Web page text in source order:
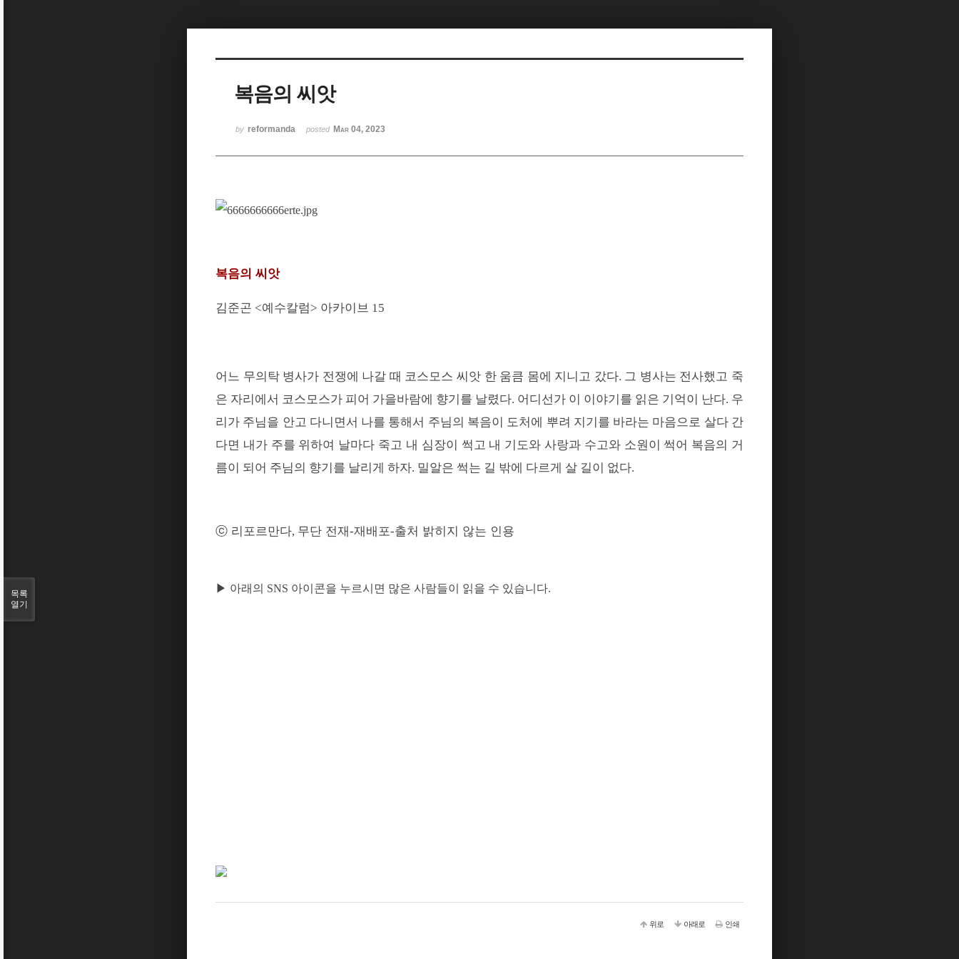
복음의 씨앗
by reformanda posted Mar 04, 2023
복음의 씨앗
김준곤 <예수칼럼> 아카이브 15
어느 무의탁 병사가 전쟁에 나갈 때 코스모스 씨앗 한 움큼 몸에 지니고 갔다. 그 병사는 전사했고 죽
은 자리에서 코스모스가 피어 가을바람에 향기를 날렸다. 어디선가 이 이야기를 읽은 기억이 난다. 우
리가 주님을 안고 다니면서 나를 통해서 주님의 복음이 도처에 뿌려 지기를 바라는 마음으로 살다 간
다면 내가 주를 위하여 날마다 죽고 내 심장이 썩고 내 기도와 사랑과 수고와 소원이 썩어 복음의 거
름이 되어 주님의 향기를 날리게 하자. 밀알은 썩는 길 밖에 다르게 살 길이 없다.
ⓒ 리포르만다, 무단 전재-재배포-출처 밝히지 않는 인용
▶ 아래의 SNS 아이콘을 누르시면 많은 사람들이 읽을 수 있습니다.
위로 아래로 인쇄
목록
열기